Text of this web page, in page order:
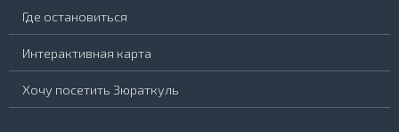
Где остановиться
Интерактивная карта
Хочу посетить Зюраткуль